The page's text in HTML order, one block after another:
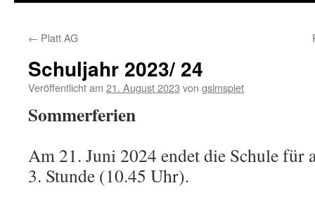
← Platt AG
Schuljahr 2023/ 24
Veröffentlicht am 21. August 2023 von gsimspiet
Sommerferien
Am 21. Juni 2024 endet die Schule für
3. Stunde (10.45 Uhr).